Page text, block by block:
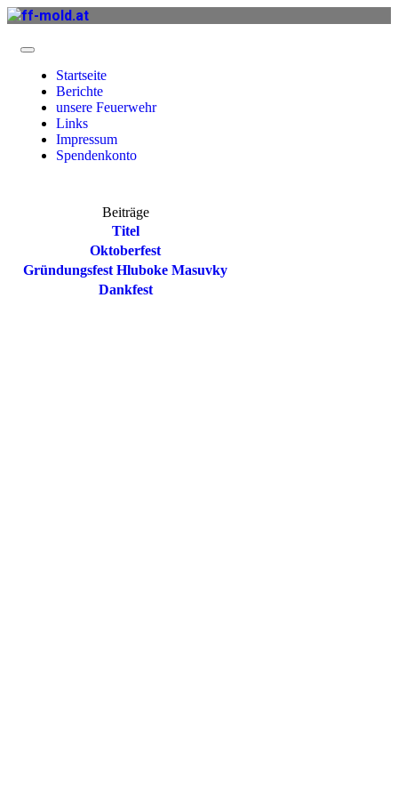
Startseite
Berichte
unsere Feuerwehr
Links
Impressum
Spendenkonto
Beiträge
Titel
Oktoberfest
Gründungsfest Hluboke Masuvky
Dankfest